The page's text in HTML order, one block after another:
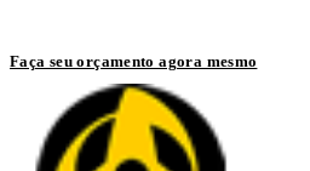
Faça seu orçamento agora mesmo